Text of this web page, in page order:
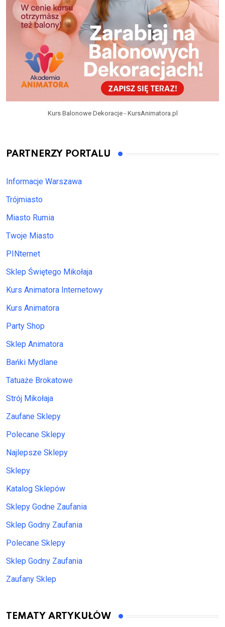
Kurs Balonowe Dekoracje - KursAnimatora.pl
PARTNERZY PORTALU
Informacje Warszawa
Trójmiasto
Miasto Rumia
Twoje Miasto
PINternet
Sklep Świętego Mikołaja
Kurs Animatora Internetowy
Kurs Animatora
Party Shop
Sklep Animatora
Bańki Mydlane
Tatuaże Brokatowe
Strój Mikołaja
Zaufane Sklepy
Polecane Sklepy
Najlepsze Sklepy
Sklepy
Katalog Sklepów
Sklepy Godne Zaufania
Sklep Godny Zaufania
Polecane Sklepy
Sklep Godny Zaufania
Zaufany Sklep
TEMATY ARTYKUŁÓW